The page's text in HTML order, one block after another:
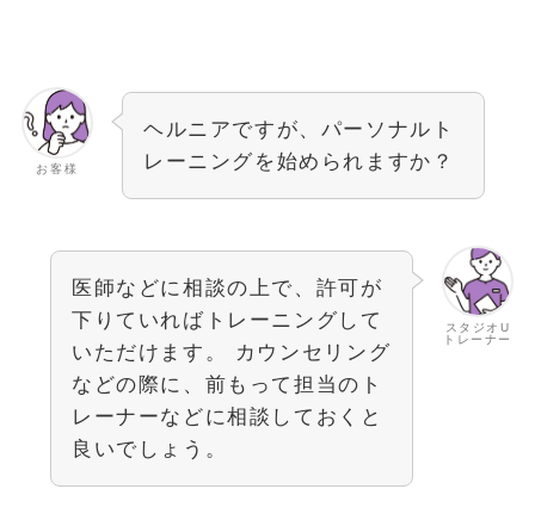
お客様
ヘルニアですが、パーソナルト
レーニングを始められますか？
スタジオU
トレーナー
医師などに相談の上で、許可が
下りていればトレーニングして
いただけます。 カウンセリング
などの際に、前もって担当のト
レーナーなどに相談しておくと
良いでしょう。